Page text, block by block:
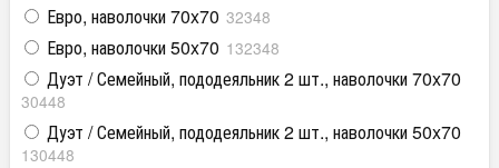
Евро, наволочки 70x70 32348
Евро, наволочки 50x70 132348
Дуэт / Семейный, пододеяльник 2 шт., наволочки 70x70
30448
Дуэт / Семейный, пододеяльник 2 шт., наволочки 50x70
130448